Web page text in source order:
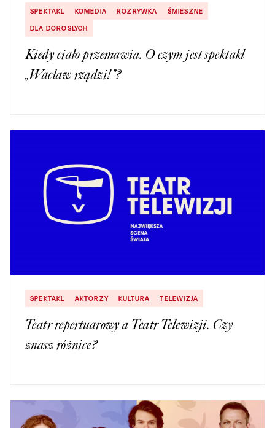
SPEKTAKL KOMEDIA ROZRYWKA
ŚMIESZNE
DLA DOROSŁYCH
Kiedy ciało przemawia. O czym jest spektakl
„Wacław rządzi!”?
SPEKTAKL AKTORZY KULTURA TELEWIZJA
Teatr repertuarowy a Teatr Telewizji. Czy
znasz różnice?